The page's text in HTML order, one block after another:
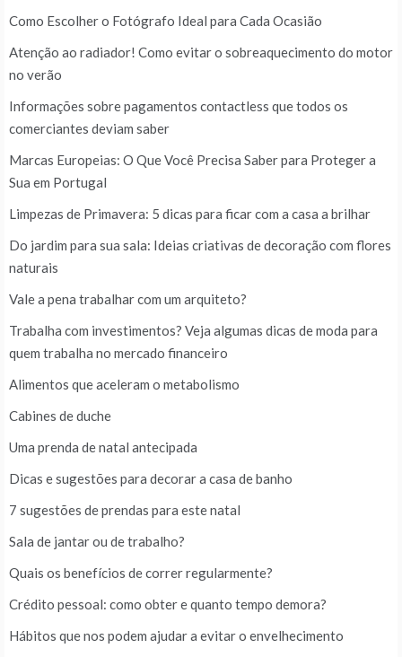
Como Escolher o Fotógrafo Ideal para Cada Ocasião
Atenção ao radiador! Como evitar o sobreaquecimento do motor
no verão
Informações sobre pagamentos contactless que todos os
comerciantes deviam saber
Marcas Europeias: O Que Você Precisa Saber para Proteger a
Sua em Portugal
Limpezas de Primavera: 5 dicas para ficar com a casa a brilhar
Do jardim para sua sala: Ideias criativas de decoração com flores
naturais
Vale a pena trabalhar com um arquiteto?
Trabalha com investimentos? Veja algumas dicas de moda para
quem trabalha no mercado financeiro
Alimentos que aceleram o metabolismo
Cabines de duche
Uma prenda de natal antecipada
Dicas e sugestões para decorar a casa de banho
7 sugestões de prendas para este natal
Sala de jantar ou de trabalho?
Quais os benefícios de correr regularmente?
Crédito pessoal: como obter e quanto tempo demora?
Hábitos que nos podem ajudar a evitar o envelhecimento